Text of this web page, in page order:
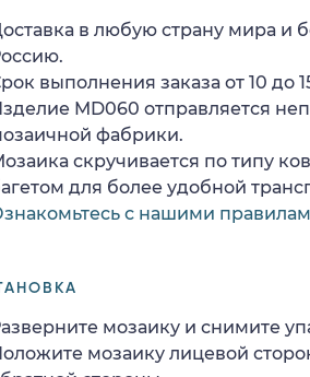
в любую страну мира и
выполнения заказа от 10 до
MD060 отправляется
фабрики.
скручивается по типу
для более удобной
с нашими
мозаику и снимите
мозаику лицевой